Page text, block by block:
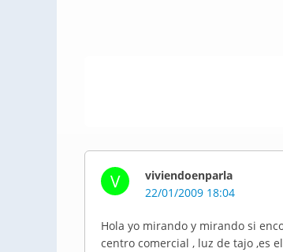
V
viviendoenparla
22/01/2009 18:04
Hola yo mirando y mirando si
centro comercial , luz de tajo ,es